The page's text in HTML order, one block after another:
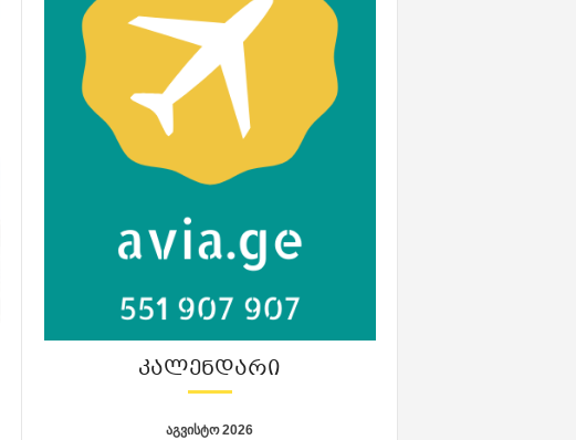
ᲙᲐᲚᲔᲜᲓᲐᲠᲘ
აგვისტო 2026